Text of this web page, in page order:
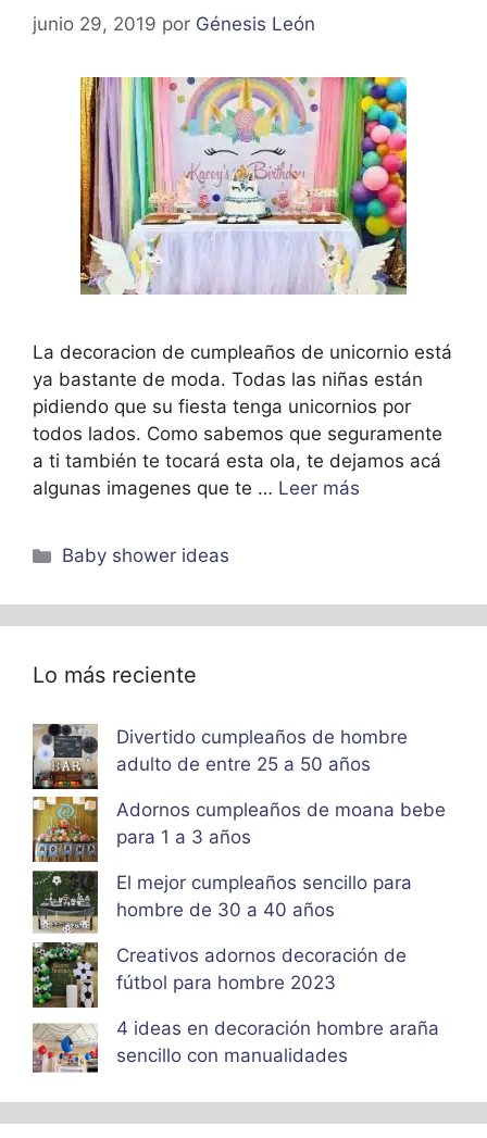
junio 29, 2019 por Génesis León
La decoracion de cumpleaños de unicornio está
ya bastante de moda. Todas las niñas están
pidiendo que su fiesta tenga unicornios por
todos lados. Como sabemos que seguramente
a ti también te tocará esta ola, te dejamos acá
algunas imagenes que te … Leer más
Categorías
Baby shower ideas
Lo más reciente
Divertido cumpleaños de hombre
adulto de entre 25 a 50 años
Adornos cumpleaños de moana bebe
para 1 a 3 años
El mejor cumpleaños sencillo para
hombre de 30 a 40 años
Creativos adornos decoración de
fútbol para hombre 2023
4 ideas en decoración hombre araña
sencillo con manualidades